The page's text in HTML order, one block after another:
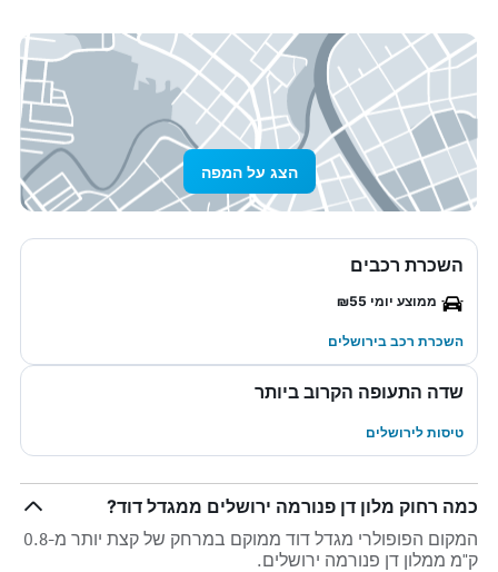
הצג על המפה
השכרת רכבים
ממוצע יומי ₪55
השכרת רכב בירושלים
שדה התעופה הקרוב ביותר
טיסות לירושלים
כמה רחוק מלון דן פנורמה ירושלים ממגדל דוד?
המקום הפופולרי מגדל דוד ממוקם במרחק של קצת יותר מ-0.8
ק"מ ממלון דן פנורמה ירושלים.